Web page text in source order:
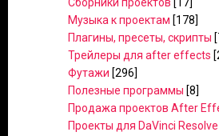
Музыка к проектам [178]
Плагины, пресеты, скрипты
Трейлеры для after effects
Футажи [296]
Полезные программы [8]
Продажа проектов After
Проекты для DaVinci Resolve